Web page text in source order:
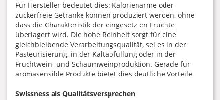
Für Hersteller bedeutet dies: Kalorienarme oder
zuckerfreie Getränke können produziert werden, ohne
dass die Charakteristik der eingesetzten Früchte
überlagert wird. Die hohe Reinheit sorgt für eine
gleichbleibende Verarbeitungsqualität, sei es in der
Pasteurisierung, in der Kaltabfüllung oder in der
Fruchtwein- und Schaumweinproduktion. Gerade für
aromasensible Produkte bietet dies deutliche Vorteile.
Swissness als Qualitätsversprechen